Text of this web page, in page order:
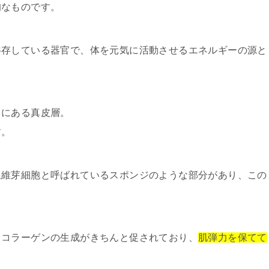
ものです。
している器官で、体を元気に活動させるエネルギーの源と
ある真皮層。
芽細胞と呼ばれているスポンジのような部分があり、この
ラーゲンの生成がきちんと促されており、 肌弾力を保てて